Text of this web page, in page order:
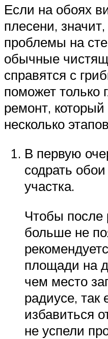
Если на обоях
плесени,
проблемы на
обычные
справятся с
поможет только
ремонт,
несколько
В первую
содрать
участка.
Чтобы после
больше не
площади на
чем место
радиусе, так
избавиться
не успели